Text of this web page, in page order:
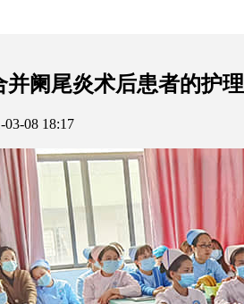
阑尾炎术后患者的护理
08 18:17